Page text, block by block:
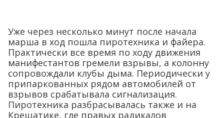
Уже через несколько минут после начала
марша в ход пошла пиротехника и файера.
Практически все время по ходу движения
манифестантов гремели взрывы, а колонну
сопровождали клубы дыма. Периодически у
припаркованных рядом автомобилей от
взрывов срабатывала сигнализация.
Пиротехника разбрасывалась также и на
Крещатике, где правых радикалов